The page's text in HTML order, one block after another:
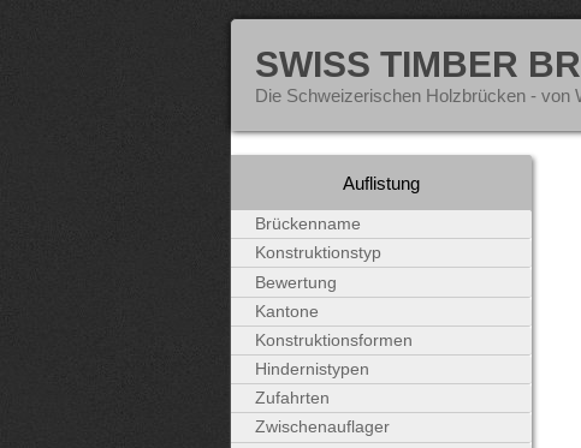
SWISS TIMBER
Die Schweizerischen Holzbrücken - von
Auflistung
Brückenname
Konstruktionstyp
Bewertung
Kantone
Konstruktionsformen
Hindernistypen
Zufahrten
Zwischenauflager